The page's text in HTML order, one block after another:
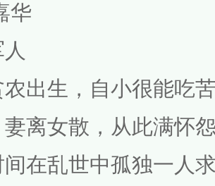
华
出生，自小很能吃
离女散，从此满怀
间在乱世中孤独一人